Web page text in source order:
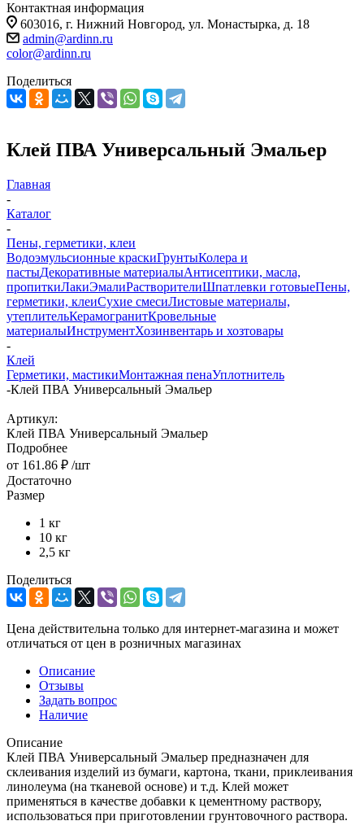
Контактная информация
603016, г. Нижний Новгород, ул. Монастырка, д. 18
admin@ardinn.ru
color@ardinn.ru
Поделиться
Клей ПВА Универсальный Эмальер
Главная
-
Каталог
-
Пены, герметики, клеи
Водоэмульсионные краскиГрунтыКолера и
пастыДекоративные материалыАнтисептики, масла,
пропиткиЛакиЭмалиРастворителиШпатлевки готовыеПены,
герметики, клеиСухие смесиЛистовые материалы,
утеплительКерамогранитКровельные
материалыИнструментХозинвентарь и хозтовары
-
Клей
Герметики, мастикиМонтажная пенаУплотнитель
-Клей ПВА Универсальный Эмальер
Артикул:
Клей ПВА Универсальный Эмальер
Подробнее
от 161.86 ₽ /шт
Достаточно
Размер
1 кг
10 кг
2,5 кг
Поделиться
Цена действительна только для интернет-магазина и может
отличаться от цен в розничных магазинах
Описание
Отзывы
Задать вопрос
Наличие
Описание
Клей ПВА Универсальный Эмальер предназначен для
склеивания изделий из бумаги, картона, ткани, приклеивания
линолеума (на тканевой основе) и т.д. Клей может
применяться в качестве добавки к цементному раствору,
использоваться при приготовлении грунтовочного раствора.